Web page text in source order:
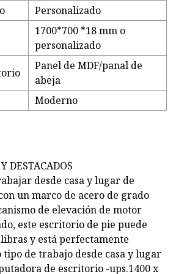
Personalizado
1700*700 *18 mm o
personalizado
Panel de MDF/panal de
abeja
Moderno
DESTACADOS
desde casa y lugar de
un marco de acero de grado
de elevación de motor
este escritorio de pie puede
y está perfectamente
tipo de trabajo desde casa y lugar
de escritorio -ups.1400 x